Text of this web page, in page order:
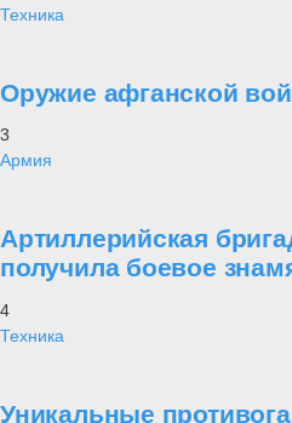
Техника
Оружие афганской
3
Армия
Артиллерийская
получила боевое
4
Техника
Уникальные